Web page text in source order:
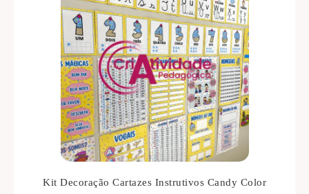
Kit Decoração Cartazes Instrutivos Candy Color